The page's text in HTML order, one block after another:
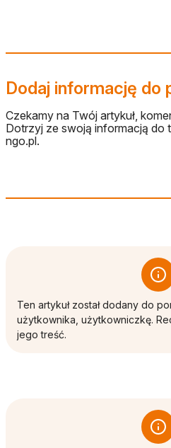
Dodaj informację do
Czekamy na Twój artykuł,
Dotrzyj ze swoją informacją do
ngo.pl.
Ten artykuł został dodany do
użytkownika, użytkowniczkę.
jego treść.